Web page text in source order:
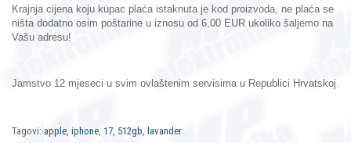
Krajnja cijena koju kupac plaća istaknuta je kod proizvoda, ne plaća se
ništa dodatno osim poštarine u iznosu od 6,00 EUR ukoliko šaljemo na
Vašu adresu!
Jamstvo 12 mjeseci u svim ovlaštenim servisima u Republici Hrvatskoj.
Tagovi: apple iphone 17 512gb lavander